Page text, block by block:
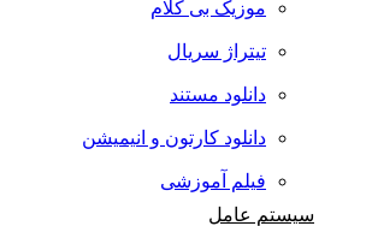
موزیک بی کلام
تیتراژ سریال
دانلود مستند
دانلود کارتون و انیمیشن
فیلم آموزشی
سیستم عامل